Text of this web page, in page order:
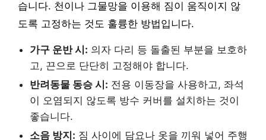
습니다. 천이나 그물망을 이용해 짐이 움직이지 않
도록 고정하는 것도 훌륭한 방법입니다.
가구 운반 시: 의자 다리 등 돌출된 부분을 보호하
고, 끈으로 단단히 고정해야 합니다.
반려동물 동승 시: 전용 이동장을 사용하고, 좌석
이 오염되지 않도록 방수 커버를 설치하는 것이
좋습니다.
소음 방지: 짐 사이에 담요나 옷을 끼워 넣어 주행